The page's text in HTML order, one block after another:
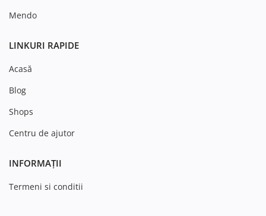
Mendo
LINKURI RAPIDE
Acasă
Blog
Shops
Centru de ajutor
INFORMAȚII
Termeni si conditii